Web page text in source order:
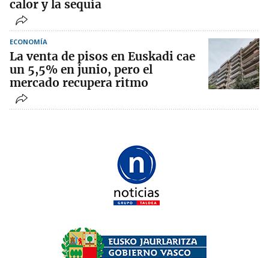
calor y la sequía
ECONOMÍA
La venta de pisos en Euskadi cae
un 5,5% en junio, pero el
mercado recupera ritmo